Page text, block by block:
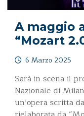
A maggio
“Mozart
6 Marzo 2025
Sarà in scena il
Nazionale di
un’opera scritta